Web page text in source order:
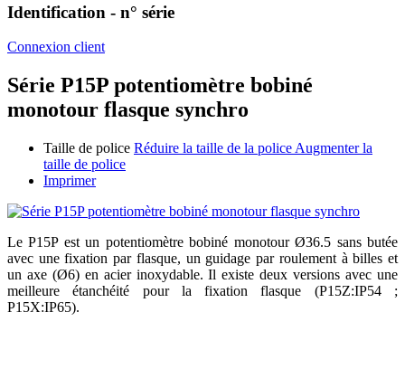
Identification - n° série
Connexion client
Série P15P potentiomètre bobiné
monotour flasque synchro
Taille de police Réduire la taille de la police Augmenter la
taille de police
Imprimer
Le P15P est un potentiomètre bobiné monotour Ø36.5 sans butée
avec une fixation par flasque, un guidage par roulement à billes et
un axe (Ø6) en acier inoxydable. Il existe deux versions avec une
meilleure étanchéité pour la fixation flasque (P15Z:IP54 ;
P15X:IP65).